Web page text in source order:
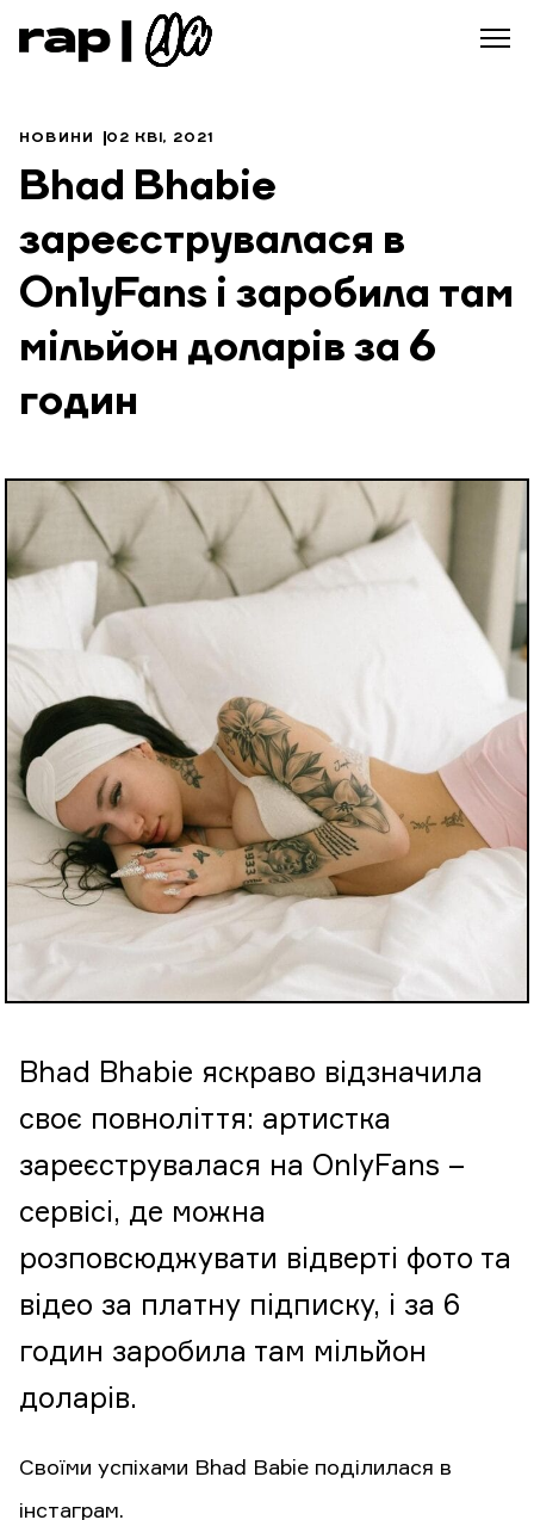
НОВИНИ 02 КВІ, 2021
Bhad Bhabie
зареєструвалася в
OnlyFans і заробила там
мільйон доларів за 6
годин
Bhad Bhabie яскраво відзначила
своє повноліття: артистка
зареєструвалася на OnlyFans –
сервісі, де можна
розповсюджувати відверті фото та
відео за платну підписку, і за 6
годин заробила там мільйон
доларів.
Своїми успіхами Bhad Babie поділилася в
інстаграм.